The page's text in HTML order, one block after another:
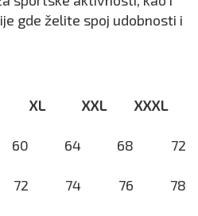
gde želite spoj udobnosti i
XL XXL
XXXL
60 64 68
72
72 74 76
78